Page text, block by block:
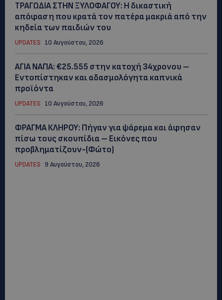
ΤΡΑΓΩΔΙΑ ΣΤΗΝ ΞΥΛΟΦΑΓΟΥ: Η δικαστική
απόφαση που κρατά τον πατέρα μακριά από την
κηδεία των παιδιών του
UPDATES 10 Αυγούστου, 2026
ΑΓΙΑ ΝΑΠΑ: €25.555 στην κατοχή 34χρονου –
Εντοπίστηκαν και αδασμολόγητα καπνικά
προϊόντα
UPDATES 10 Αυγούστου, 2026
ΦΡΑΓΜΑ ΚΛΗΡΟΥ: Πήγαν για ψάρεμα και άφησαν
πίσω τους σκουπίδια – Εικόνες που
προβληματίζουν-(Φώτο)
UPDATES 9 Αυγούστου, 2026